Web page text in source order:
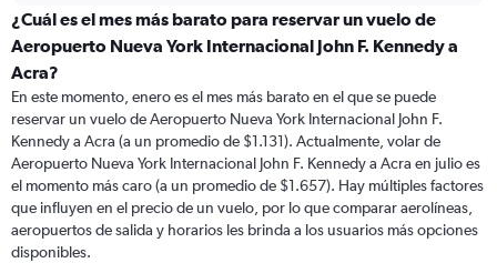
categories.
Range:
91
categories.
The
chart
has
1
Y
axis
displaying
values.
¿Cuál es el mes más barato para reservar un vuelo de
Aeropuerto Nueva York Internacional John F. Kennedy a
Acra?
En este momento, enero es el mes más barato en el que se puede
reservar un vuelo de Aeropuerto Nueva York Internacional John F.
Kennedy a Acra (a un promedio de $1.131). Actualmente, volar de
Aeropuerto Nueva York Internacional John F. Kennedy a Acra en julio es
el momento más caro (a un promedio de $1.657). Hay múltiples factores
que influyen en el precio de un vuelo, por lo que comparar aerolíneas,
aeropuertos de salida y horarios les brinda a los usuarios más opciones
disponibles.